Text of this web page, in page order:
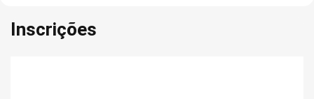
Inscrições